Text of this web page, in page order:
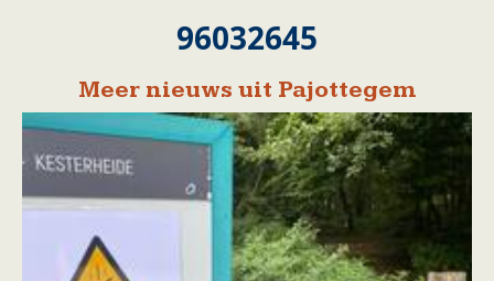
96032645
Meer nieuws uit Pajottegem